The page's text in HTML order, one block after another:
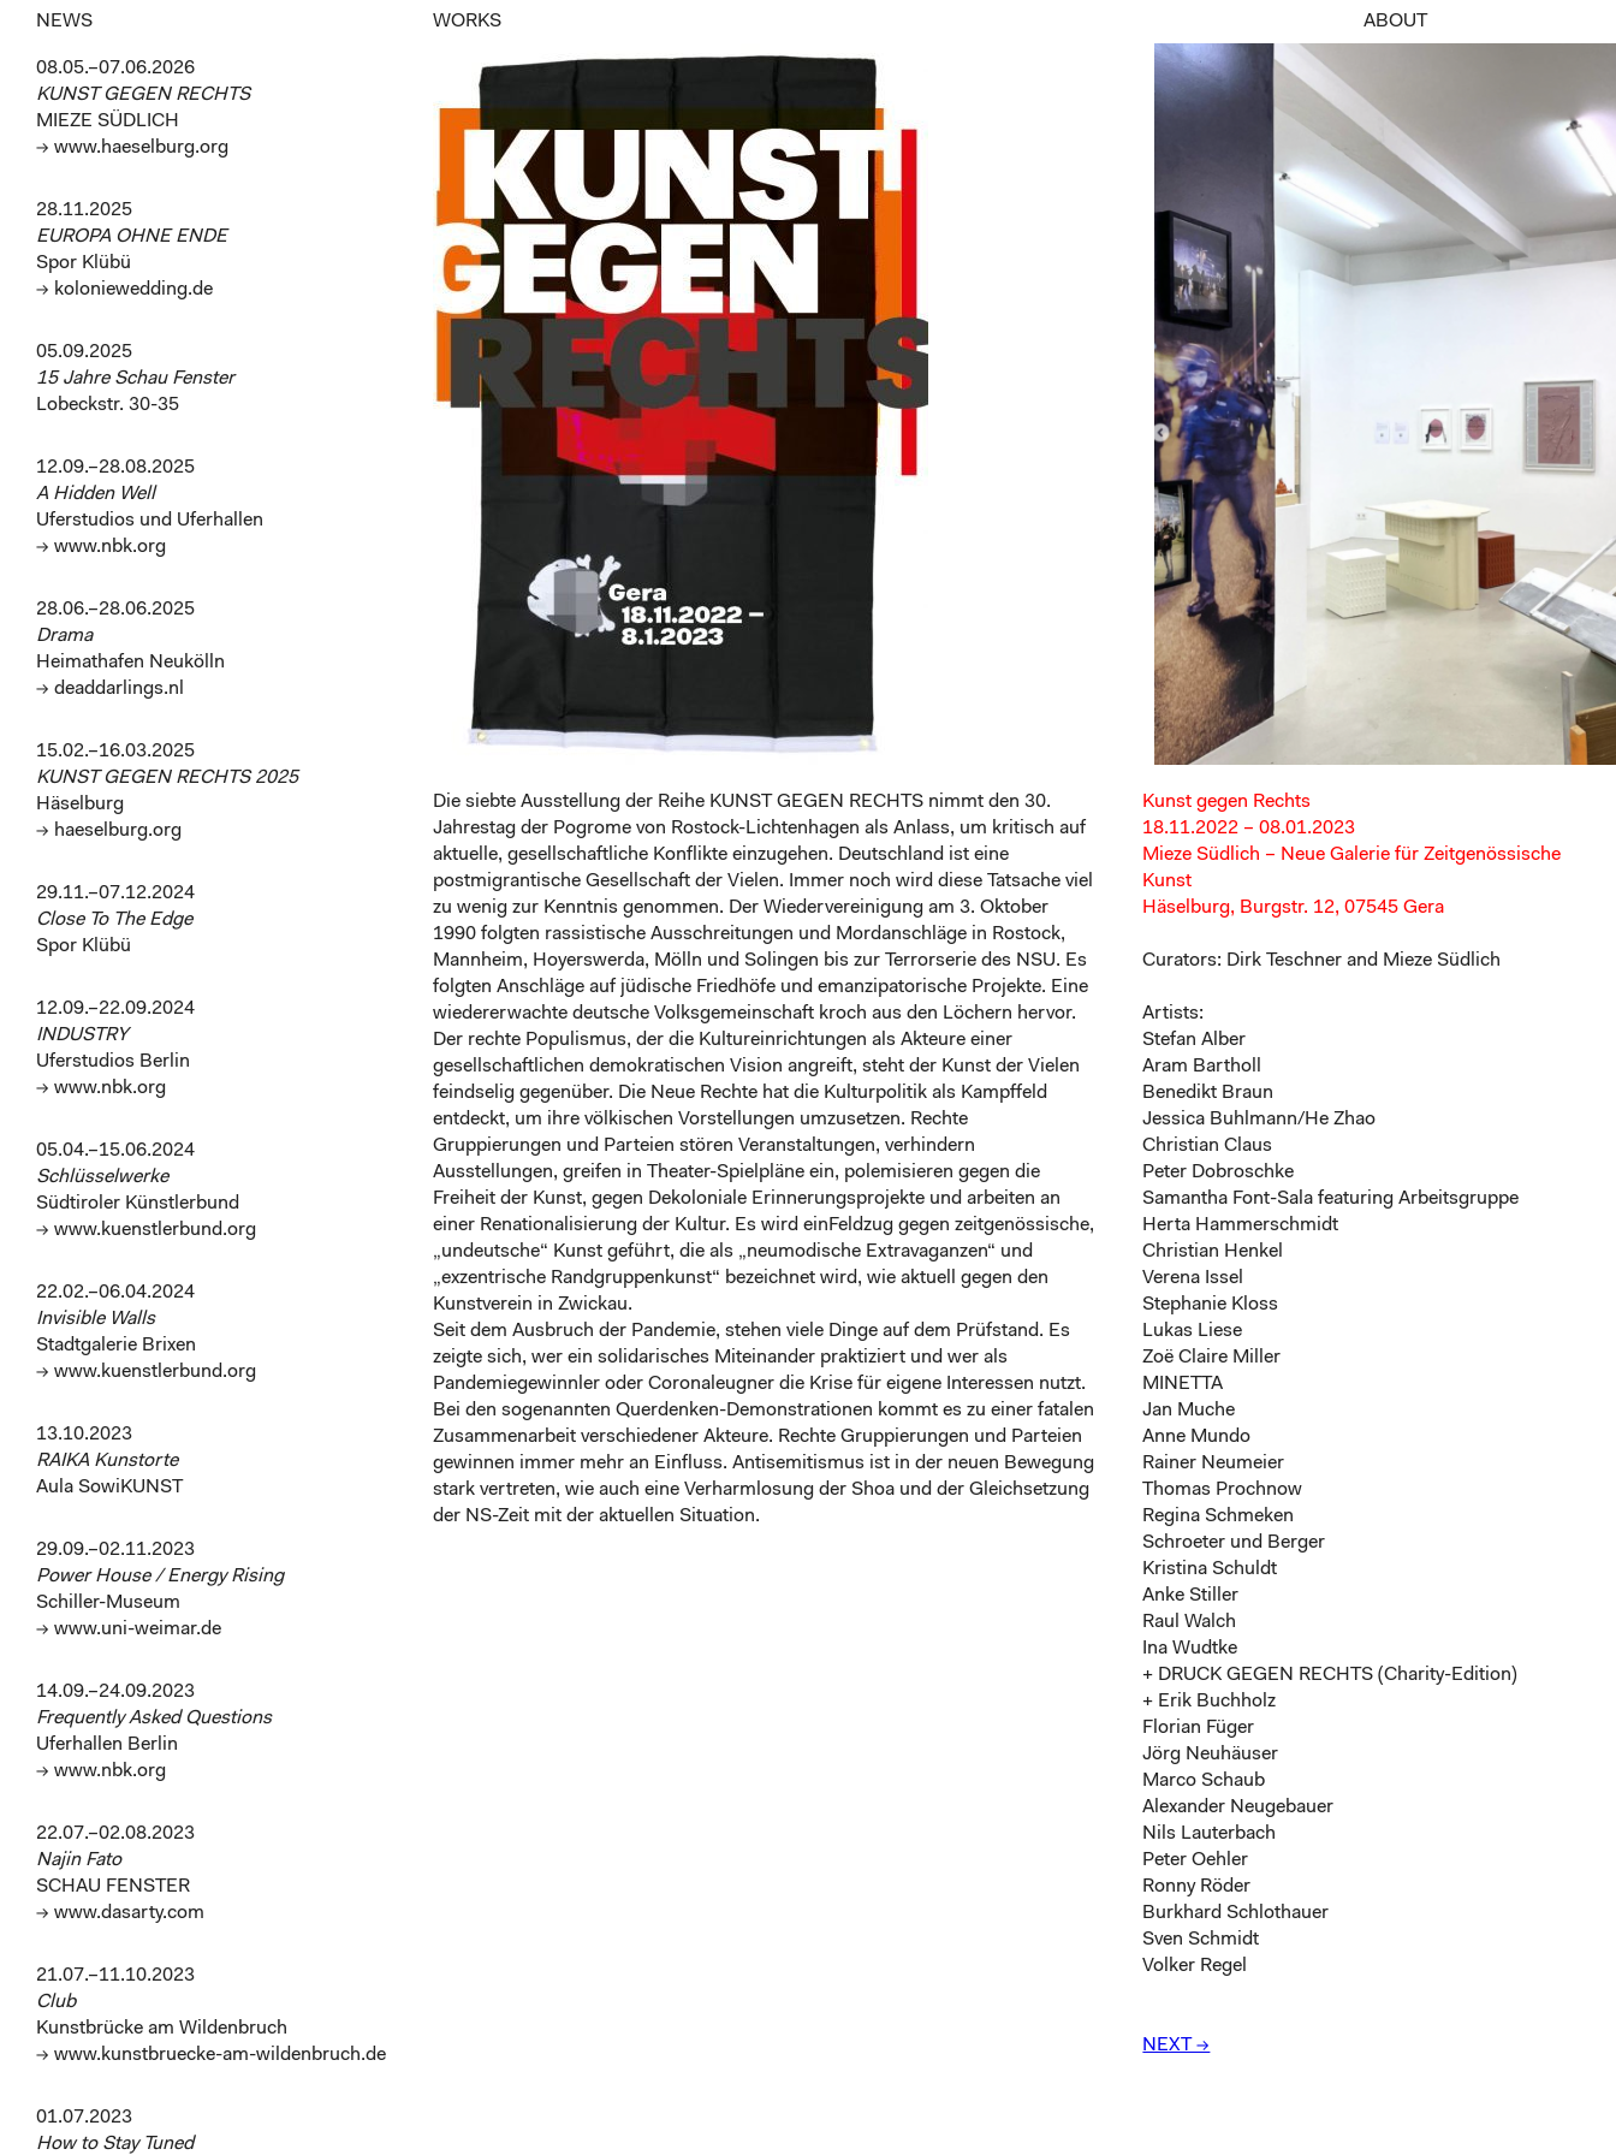
NEWS WORKS ABOUT
Die siebte Ausstellung der Reihe KUNST GEGEN RECHTS nimmt den 30.
Jahrestag der Pogrome von Rostock-Lichtenhagen als Anlass, um kritisch auf
aktuelle, gesellschaftliche Konflikte einzugehen. Deutschland ist eine
postmigrantische Gesellschaft der Vielen. Immer noch wird diese Tatsache viel
zu wenig zur Kenntnis genommen. Der Wiedervereinigung am 3. Oktober
1990 folgten rassistische Ausschreitungen und Mordanschläge in Rostock,
Mannheim, Hoyerswerda, Mölln und Solingen bis zur Terrorserie des NSU. Es
folgten Anschläge auf jüdische Friedhöfe und emanzipatorische Projekte. Eine
wiedererwachte deutsche Volksgemeinschaft kroch aus den Löchern hervor.
Der rechte Populismus, der die Kultureinrichtungen als Akteure einer
gesellschaftlichen demokratischen Vision angreift, steht der Kunst der Vielen
feindselig gegenüber. Die Neue Rechte hat die Kulturpolitik als Kampffeld
entdeckt, um ihre völkischen Vorstellungen umzusetzen. Rechte
Gruppierungen und Parteien stören Veranstaltungen, verhindern
Ausstellungen, greifen in Theater-Spielpläne ein, polemisieren gegen die
Freiheit der Kunst, gegen Dekoloniale Erinnerungsprojekte und arbeiten an
einer Renationalisierung der Kultur. Es wird einFeldzug gegen zeitgenössische,
„undeutsche“ Kunst geführt, die als „neumodische Extravaganzen“ und
„exzentrische Randgruppenkunst“ bezeichnet wird, wie aktuell gegen den
Kunstverein in Zwickau.
Seit dem Ausbruch der Pandemie, stehen viele Dinge auf dem Prüfstand. Es
zeigte sich, wer ein solidarisches Miteinander praktiziert und wer als
Pandemiegewinnler oder Coronaleugner die Krise für eigene Interessen nutzt.
Bei den sogenannten Querdenken-Demonstrationen kommt es zu einer fatalen
Zusammenarbeit verschiedener Akteure. Rechte Gruppierungen und Parteien
gewinnen immer mehr an Einfluss. Antisemitismus ist in der neuen Bewegung
stark vertreten, wie auch eine Verharmlosung der Shoa und der Gleichsetzung
der NS-Zeit mit der aktuellen Situation.
Kunst gegen Rechts
18.11.2022 – 08.01.2023
Mieze Südlich – Neue Galerie für Zeitgenössische
Kunst
Häselburg, Burgstr. 12, 07545 Gera
Curators: Dirk Teschner and Mieze Südlich
Artists:
Stefan Alber
Aram Bartholl
Benedikt Braun
Jessica Buhlmann/He Zhao
Christian Claus
Peter Dobroschke
Samantha Font-Sala featuring Arbeitsgruppe
Herta Hammerschmidt
Christian Henkel
Verena Issel
Stephanie Kloss
Lukas Liese
Zoë Claire Miller
MINETTA
Jan Muche
Anne Mundo
Rainer Neumeier
Thomas Prochnow
Regina Schmeken
Schroeter und Berger
Kristina Schuldt
Anke Stiller
Raul Walch
Ina Wudtke
+ DRUCK GEGEN RECHTS (Charity-Edition)
+ Erik Buchholz
Florian Füger
Jörg Neuhäuser
Marco Schaub
Alexander Neugebauer
Nils Lauterbach
Peter Oehler
Ronny Röder
Burkhard Schlothauer
Sven Schmidt
Volker Regel
NEXT →
08.05.–07.06.2026
KUNST GEGEN RECHTS
MIEZE SÜDLICH
→ www.haeselburg.org
28.11.2025
EUROPA OHNE ENDE
Spor Klübü
→ koloniewedding.de
05.09.2025
15 Jahre Schau Fenster
Lobeckstr. 30-35
12.09.–28.08.2025
A Hidden Well
Uferstudios und Uferhallen
→ www.nbk.org
28.06.–28.06.2025
Drama
Heimathafen Neukölln
→ deaddarlings.nl
15.02.–16.03.2025
KUNST GEGEN RECHTS 2025
Häselburg
→ haeselburg.org
29.11.–07.12.2024
Close To The Edge
Spor Klübü
12.09.–22.09.2024
INDUSTRY
Uferstudios Berlin
→ www.nbk.org
05.04.–15.06.2024
Schlüsselwerke
Südtiroler Künstlerbund
→ www.kuenstlerbund.org
22.02.–06.04.2024
Invisible Walls
Stadtgalerie Brixen
→ www.kuenstlerbund.org
13.10.2023
RAIKA Kunstorte
Aula SowiKUNST
29.09.–02.11.2023
Power House / Energy Rising
Schiller-Museum
→ www.uni-weimar.de
14.09.–24.09.2023
Frequently Asked Questions
Uferhallen Berlin
→ www.nbk.org
22.07.–02.08.2023
Najin Fato
SCHAU FENSTER
→ www.dasarty.com
21.07.–11.10.2023
Club
Kunstbrücke am Wildenbruch
→ www.kunstbruecke-am-wildenbruch.de
01.07.2023
How to Stay Tuned